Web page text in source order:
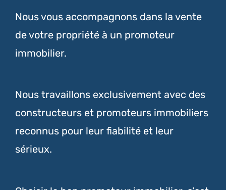
Nous vous accompagnons dans la vente
de votre propriété à un promoteur
immobilier.
Nous travaillons exclusivement avec des
constructeurs et promoteurs immobiliers
reconnus pour leur fiabilité et leur
sérieux.